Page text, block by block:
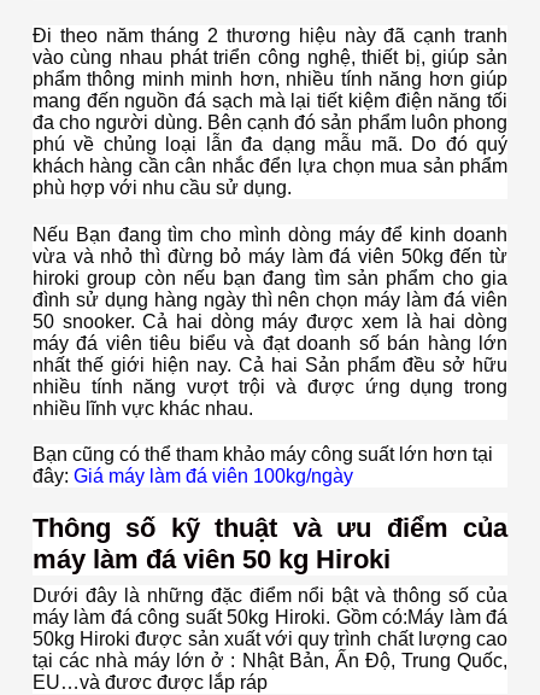
Đi theo năm tháng 2 thương hiệu này đã cạnh tranh
vào cùng nhau phát triển công nghệ, thiết bị, giúp sản
phẩm thông minh minh hơn, nhiều tính năng hơn giúp
mang đến nguồn đá sạch mà lại tiết kiệm điện năng tối
đa cho người dùng. Bên cạnh đó sản phẩm luôn phong
phú về chủng loại lẫn đa dạng mẫu mã. Do đó quý
khách hàng cần cân nhắc đển lựa chọn mua sản phẩm
phù hợp với nhu cầu sử dụng.
Nếu Bạn đang tìm cho mình dòng máy để kinh doanh
vừa và nhỏ thì đừng bỏ máy làm đá viên 50kg đến từ
hiroki group còn nếu bạn đang tìm sản phẩm cho gia
đình sử dụng hàng ngày thì nên chọn máy làm đá viên
50 snooker. Cả hai dòng máy được xem là hai dòng
máy đá viên tiêu biểu và đạt doanh số bán hàng lớn
nhất thế giới hiện nay. Cả hai Sản phẩm đều sở hữu
nhiều tính năng vượt trội và được ứng dụng trong
nhiều lĩnh vực khác nhau.
Bạn cũng có thể tham khảo máy công suất lớn hơn tại
đây: Giá máy làm đá viên 100kg/ngày
Thông số kỹ thuật và ưu điểm của
máy làm đá viên 50 kg Hiroki
Dưới đây là những đặc điểm nổi bật và thông số của
máy làm đá công suất 50kg Hiroki. Gồm có:Máy làm đá
50kg Hiroki được sản xuất với quy trình chất lượng cao
tại các nhà máy lớn ở : Nhật Bản, Ấn Độ, Trung Quốc,
EU…và đươc được lắp ráp